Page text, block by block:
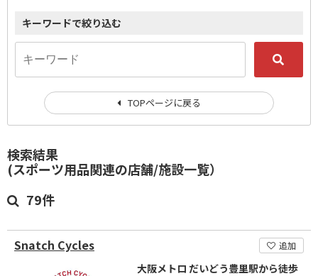
検索結果
(スポーツ用品関連の店舗/施設一覧）
79件
Snatch Cycles 追加
大阪メトロ だいどう豊里駅から徒歩
キーワードで絞り込む
TOPページに戻る